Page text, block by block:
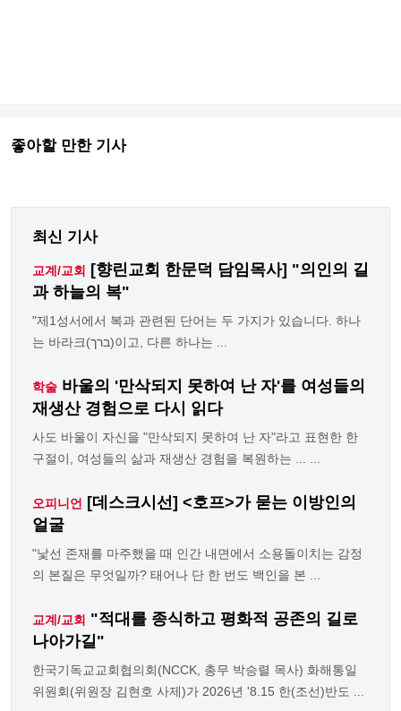
좋아할 만한 기사
최신 기사
교계/교회 [향린교회 한문덕 담임목사] "의인의 길
과 하늘의 복"
"제1성서에서 복과 관련된 단어는 두 가지가 있습니다. 하나
는 바라크(ברך)이고, 다른 하나는 ...
학술 바울의 '만삭되지 못하여 난 자'를 여성들의
재생산 경험으로 다시 읽다
사도 바울이 자신을 "만삭되지 못하여 난 자"라고 표현한 한
구절이, 여성들의 삶과 재생산 경험을 복원하는 ... ...
오피니언 [데스크시선] <호프>가 묻는 이방인의
얼굴
"낯선 존재를 마주했을 때 인간 내면에서 소용돌이치는 감정
의 본질은 무엇일까? 태어나 단 한 번도 백인을 본 ...
교계/교회 "적대를 종식하고 평화적 공존의 길로
나아가길"
한국기독교교회협의회(NCCK, 총무 박승렬 목사) 화해통일
위원회(위원장 김현호 사제)가 2026년 '8.15 한(조선)반도 ...